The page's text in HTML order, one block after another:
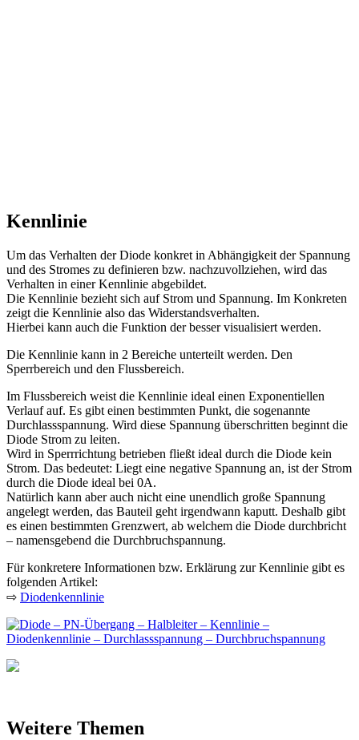
Kennlinie
Um das Verhalten der Diode konkret in Abhängigkeit der Spannung
und des Stromes zu definieren bzw. nachzuvollziehen, wird das
Verhalten in einer Kennlinie abgebildet.
Die Kennlinie bezieht sich auf Strom und Spannung. Im Konkreten
zeigt die Kennlinie also das Widerstandsverhalten.
Hierbei kann auch die Funktion der besser visualisiert werden.
Die Kennlinie kann in 2 Bereiche unterteilt werden. Den
Sperrbereich und den Flussbereich.
Im Flussbereich weist die Kennlinie ideal einen Exponentiellen
Verlauf auf. Es gibt einen bestimmten Punkt, die sogenannte
Durchlassspannung. Wird diese Spannung überschritten beginnt die
Diode Strom zu leiten.
Wird in Sperrrichtung betrieben fließt ideal durch die Diode kein
Strom. Das bedeutet: Liegt eine negative Spannung an, ist der Strom
durch die Diode ideal bei 0A.
Natürlich kann aber auch nicht eine unendlich große Spannung
angelegt werden, das Bauteil geht irgendwann kaputt. Deshalb gibt
es einen bestimmten Grenzwert, ab welchem die Diode durchbricht
– namensgebend die Durchbruchspannung.
Für konkretere Informationen bzw. Erklärung zur Kennlinie gibt es
folgenden Artikel:
⇨ Diodenkennlinie
Weitere Themen